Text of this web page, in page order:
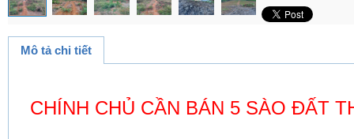
Mô tả chi tiết
CHÍNH CHỦ CẦN BÁN 5 SÀO ĐẤT